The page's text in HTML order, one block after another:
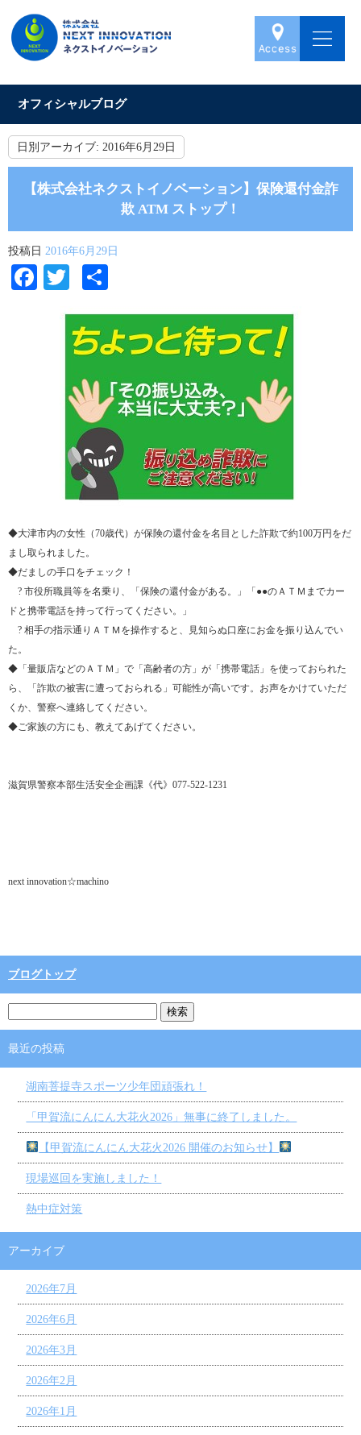
オフィシャルブログ
日別アーカイブ: 2016年6月29日
【株式会社ネクストイノベーション】保険還付金詐
欺 ATM ストップ！
投稿日 2016年6月29日
Facebook
Twitter
◆大津市内の女性（70歳代）が保険の還付金を名目とした詐欺で約100万円をだ
まし取られました。
◆だましの手口をチェック！
? 市役所職員等を名乗り、「保険の還付金がある。」「●●のＡＴＭまでカー
ドと携帯電話を持って行ってください。」
? 相手の指示通りＡＴＭを操作すると、見知らぬ口座にお金を振り込んでい
た。
◆「量販店などのＡＴＭ」で「高齢者の方」が「携帯電話」を使っておられた
ら、「詐欺の被害に遭っておられる」可能性が高いです。お声をかけていただ
くか、警察へ連絡してください。
◆ご家族の方にも、教えてあげてください。
滋賀県警察本部生活安全企画課《代》077-522-1231
next innovation☆machino
ブログトップ
最近の投稿
湖南菩提寺スポーツ少年団頑張れ！
「甲賀流にんにん大花火2026」無事に終了しました。
【甲賀流にんにん大花火2026 開催のお知らせ】
現場巡回を実施しました！
熱中症対策
アーカイブ
2026年7月
2026年6月
2026年3月
2026年2月
2026年1月